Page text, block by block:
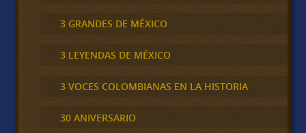
3 GRANDES DE MÉXICO
3 LEYENDAS DE MÉXICO
3 VOCES COLOMBIANAS EN LA HISTORIA
30 ANIVERSARIO